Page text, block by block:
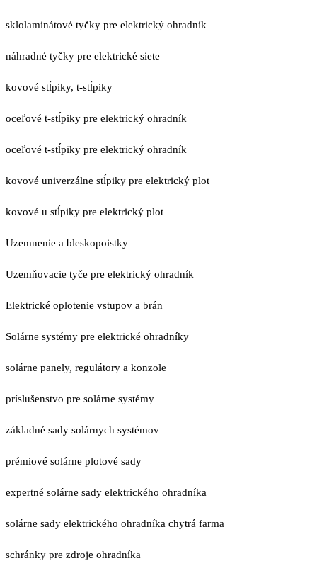
sklolaminátové tyčky pre elektrický ohradník
náhradné tyčky pre elektrické siete
kovové stĺpiky, t-stĺpiky
oceľové t-stĺpiky pre elektrický ohradník
oceľové t-stĺpiky pre elektrický ohradník
kovové univerzálne stĺpiky pre elektrický plot
kovové u stĺpiky pre elektrický plot
Uzemnenie a bleskopoistky
Uzemňovacie tyče pre elektrický ohradník
Elektrické oplotenie vstupov a brán
Solárne systémy pre elektrické ohradníky
solárne panely, regulátory a konzole
príslušenstvo pre solárne systémy
základné sady solárnych systémov
prémiové solárne plotové sady
expertné solárne sady elektrického ohradníka
solárne sady elektrického ohradníka chytrá farma
schránky pre zdroje ohradníka